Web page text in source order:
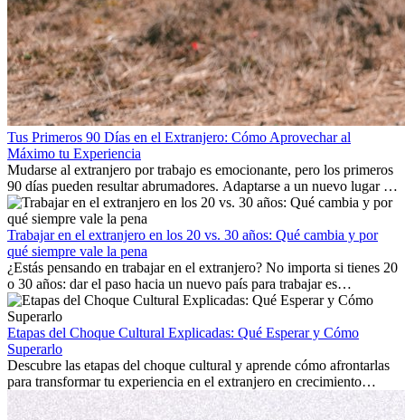
Tus Primeros 90 Días en el Extranjero: Cómo Aprovechar al
Máximo tu Experiencia
Mudarse al extranjero por trabajo es emocionante, pero los primeros
90 días pueden resultar abrumadores. Adaptarse a un nuevo lugar de
trabajo, construir una vida social, comprender la cultura local y lidiar
con la nostalgia son parte del proceso. Esta guía para expatriados te
mostrará cómo aprovechar al máximo tus primeros meses en el
extranjero, asegurando tanto éxito profesional como crecimiento
personal.
Trabajar en el extranjero en los 20 vs. 30 años: Qué cambia y por
qué siempre vale la pena
¿Estás pensando en trabajar en el extranjero? No importa si tienes 20
o 30 años: dar el paso hacia un nuevo país para trabajar es
emocionante y, a veces, desafiante. Muchas personas se preguntan si
la edad marca la diferencia. La verdad es que la experiencia
internacional siempre vale la pena. Puede impulsar tu carrera,
fomentar tu crecimiento personal y ofrecerte valiosas perspectivas
culturales que transforman tu vida.
Etapas del Choque Cultural Explicadas: Qué Esperar y Cómo
Superarlo
Descubre las etapas del choque cultural y aprende cómo afrontarlas
para transformar tu experiencia en el extranjero en crecimiento
personal y adaptación exitosa.